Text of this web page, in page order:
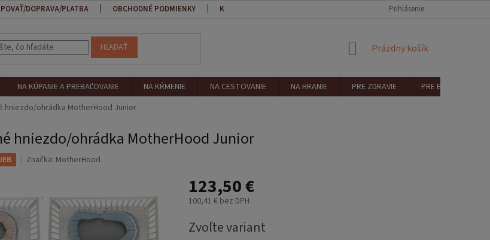
DOPRAVA/PLATBA OBCHODNÉ PODMIENKY KONTAKT Prihlásenie
HĽADAŤ
NÁKUPNÝ
Prázdny košík
NA KÚPANIE A PREBAĽOVANIE NA KŔMENIE NA CESTOVANIE NA HRANIE PRE ZDRAVIE
PRE BEZPEČNOSŤ
hniezdo/ohrádka MotherHood Junior
hniezdo/ohrádka MotherHood Junior
Značka: MotherHood
123,50 €
100,41 € bez DPH
cena:
Zvoľte variant